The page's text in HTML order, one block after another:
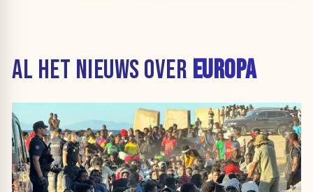
AL HET NIEUWS OVER EUROPA